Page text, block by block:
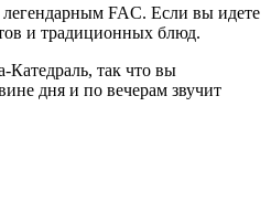
FAC. Если вы идете
и традиционных блюд.
Катедраль, так что вы
дня и по вечерам звучит